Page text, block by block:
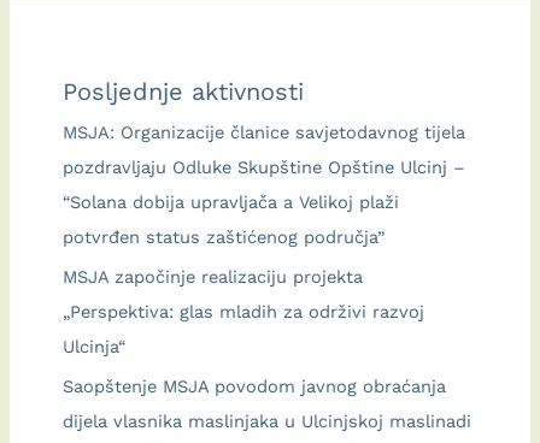
Crne
Gore
Posljednje aktivnosti
MSJA: Organizacije članice savjetodavnog tijela
pozdravljaju Odluke Skupštine Opštine Ulcinj –
“Solana dobija upravljača a Velikoj plaži
potvrđen status zaštićenog područja”
MSJA započinje realizaciju projekta
„Perspektiva: glas mladih za održivi razvoj
Ulcinja“
Saopštenje MSJA povodom javnog obraćanja
dijela vlasnika maslinjaka u Ulcinjskoj maslinadi